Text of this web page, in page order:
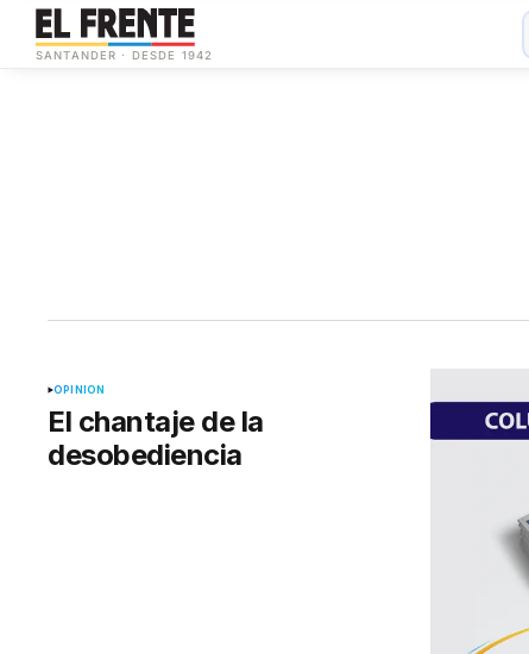
Jueves, 6 De Agosto De 2026 Bucaramanga
SANTANDER · DESDE 1942
OPINIÓN
El chantaje de la
desobediencia